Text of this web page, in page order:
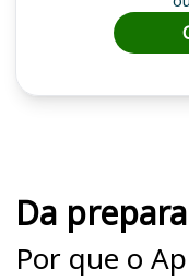
Da
Por que o